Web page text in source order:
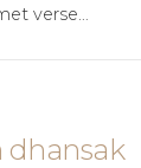
verse…
dhansak